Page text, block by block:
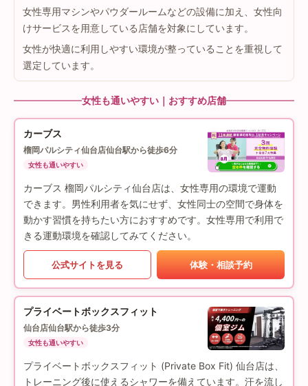
女性専用マシンやパウダールームなどの設備に加え、女性向
けサービスを用意している店舗を対象にしています。
女性が快適に利用しやすい環境が整っていることを重視して
選定しています。
女性も通いやすい｜おすすめ店舗
カーブス
榴岡パルシティ仙台店仙台駅から徒歩6分
女性も通いやすい
カーブス 榴岡パルシティ仙台店は、女性専用の環境で運動
できます。男性利用者を気にせず、女性同士の空間で身体を
動かす習慣を持ちたい方におすすめです。女性専用で利用で
きる運動環境を確認してみてください。
公式サイトを見る 体験・相談予約
プライベートボックスフィット
仙台店仙台駅から徒歩3分
女性も通いやすい
プライベートボックスフィット (Private Box Fit) 仙台店は、
トレーニング後に使えるシャワーを備えています。汗を流し